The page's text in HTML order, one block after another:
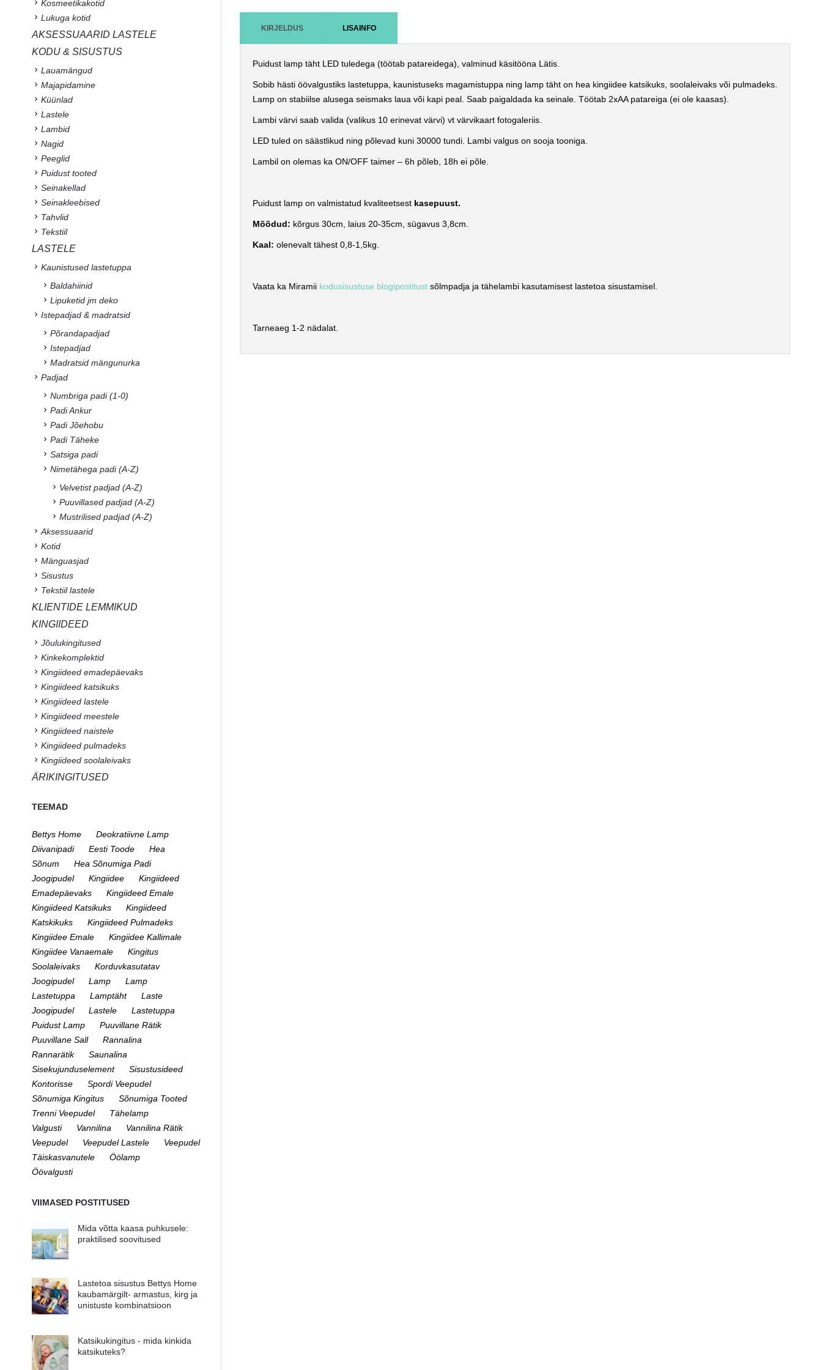
KIRJELDUS LISAINFO
Puidust lamp täht LED tuledega (töötab patareidega), valminud käsitööna Lätis.
Sobib hästi öövalgustiks lastetuppa, kaunistuseks magamistuppa ning lamp täht on hea kingiidee katsikuks, soolaleivaks või pulmadeks.
Lamp on stabiilse alusega seismaks laua või kapi peal. Saab paigaldada ka seinale. Töötab 2xAA patareiga (ei ole kaasas).
Lambi värvi saab valida (valikus 10 erinevat värvi) vt värvikaart fotogaleriis.
LED tuled on säästlikud ning põlevad kuni 30000 tundi. Lambi valgus on sooja tooniga.
Lambil on olemas ka ON/OFF taimer – 6h põleb, 18h ei põle.
Puidust lamp on valmistatud kvaliteetsest kasepuust.
Mõõdud: kõrgus 30cm, laius 20-35cm, sügavus 3,8cm.
Kaal: olenevalt tähest 0,8-1,5kg.
Vaata ka Miramii kodusisustuse blogipostitust sõlmpadja ja tähelambi kasutamisest lastetoa sisustamisel.
Tarneaeg 1-2 nädalat.
Kosmeetikakotid
Lukuga kotid
AKSESSUAARID LASTELE
KODU & SISUSTUS
Lauamängud
Majapidamine
Küünlad
Lastele
Lambid
Nagid
Peeglid
Puidust tooted
Seinakellad
Seinakleebised
Tahvlid
Tekstiil
LASTELE
Kaunistused lastetuppa
Baldahiinid
Lipuketid jm deko
Istepadjad & madratsid
Põrandapadjad
Istepadjad
Madratsid mängunurka
Padjad
Numbriga padi (1-0)
Padi Ankur
Padi Jõehobu
Padi Täheke
Satsiga padi
Nimetähega padi (A-Z)
Velvetist padjad (A-Z)
Puuvillased padjad (A-Z)
Mustrilised padjad (A-Z)
Aksessuaarid
Kotid
Mänguasjad
Sisustus
Tekstiil lastele
KLIENTIDE LEMMIKUD
KINGIIDEED
Jõulukingitused
Kinkekomplektid
Kingiideed emadepäevaks
Kingiideed katsikuks
Kingiideed lastele
Kingiideed meestele
Kingiideed naistele
Kingiideed pulmadeks
Kingiideed soolaleivaks
ÄRIKINGITUSED
TEEMAD
Bettys Home
Deokratiivne Lamp
Diivanipadi
Eesti Toode
Hea
Sõnum
Hea Sõnumiga Padi
Joogipudel
Kingiidee
Kingiideed
Emadepäevaks
Kingiideed Emale
Kingiideed Katsikuks
Kingiideed
Katskikuks
Kingiideed Pulmadeks
Kingiidee Emale
Kingiidee Kallimale
Kingiidee Vanaemale
Kingitus
Soolaleivaks
Korduvkasutatav
Joogipudel
Lamp
Lamp
Lastetuppa
Lamptäht
Laste
Joogipudel
Lastele
Lastetuppa
Puidust Lamp
Puuvillane Rätik
Puuvillane Sall
Rannalina
Rannarätik
Saunalina
Sisekujunduselement
Sisustusideed
Kontorisse
Spordi Veepudel
Sõnumiga Kingitus
Sõnumiga Tooted
Trenni Veepudel
Tähelamp
Valgusti
Vannilina
Vannilina Rätik
Veepudel
Veepudel Lastele
Veepudel
Täiskasvanutele
Öölamp
Öövalgusti
VIIMASED POSTITUSED
Mida võtta kaasa puhkusele:
praktilised soovitused
Lastetoa sisustus Bettys Home
kaubamärgilt- armastus, kirg ja
unistuste kombinatsioon
Katsikukingitus - mida kinkida
katsikuteks?